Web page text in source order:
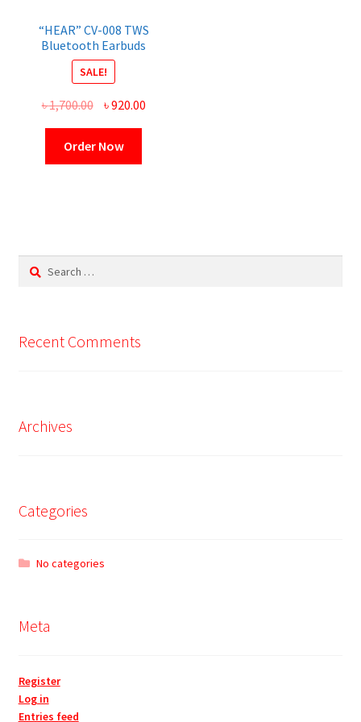
“HEAR” CV-008 TWS
Bluetooth Earbuds
SALE!
৳1,700.00 Original
was:
৳ 1,700.00.
৳920.00Current
Order Now
Search
Recent Comments
Archives
Categories
No categories
Meta
Register
Log in
Entries feed